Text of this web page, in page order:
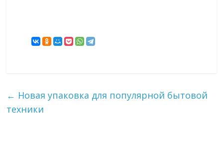
← Новая упаковка для популярной бытовой
техники